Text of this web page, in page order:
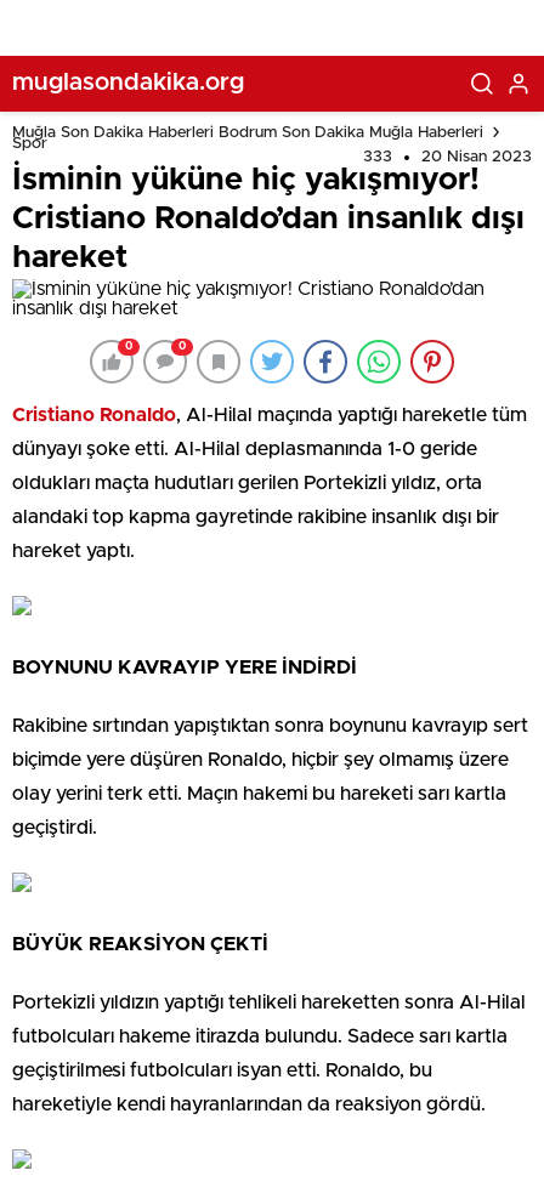
muglasondakika.org
Muğla Son Dakika Haberleri Bodrum Son Dakika Muğla Haberleri
Spor
333
20 Nisan 2023
İsminin yüküne hiç yakışmıyor!
Cristiano Ronaldo’dan insanlık dışı
hareket
0 0
Cristiano Ronaldo, Al-Hilal maçında yaptığı hareketle tüm
dünyayı şoke etti. Al-Hilal deplasmanında 1-0 geride
oldukları maçta hudutları gerilen Portekizli yıldız, orta
alandaki top kapma gayretinde rakibine insanlık dışı bir
hareket yaptı.
BOYNUNU KAVRAYIP YERE İNDİRDİ
Rakibine sırtından yapıştıktan sonra boynunu kavrayıp sert
biçimde yere düşüren Ronaldo, hiçbir şey olmamış üzere
olay yerini terk etti. Maçın hakemi bu hareketi sarı kartla
geçiştirdi.
BÜYÜK REAKSİYON ÇEKTİ
Portekizli yıldızın yaptığı tehlikeli hareketten sonra Al-Hilal
futbolcuları hakeme itirazda bulundu. Sadece sarı kartla
geçiştirilmesi futbolcuları isyan etti. Ronaldo, bu
hareketiyle kendi hayranlarından da reaksiyon gördü.